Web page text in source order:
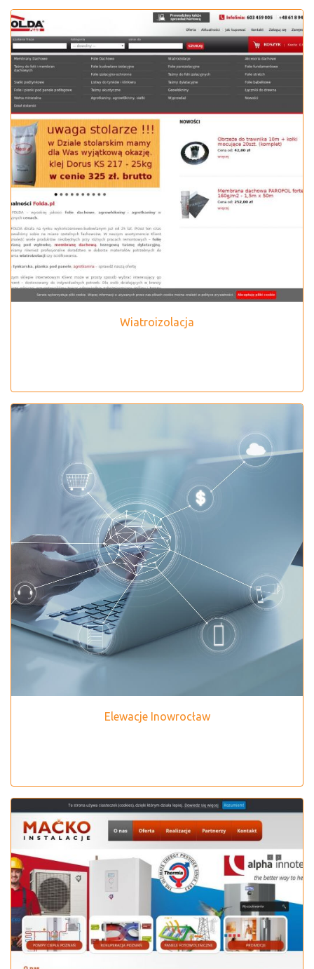
Wiatroizolacja
Elewacje Inowrocław